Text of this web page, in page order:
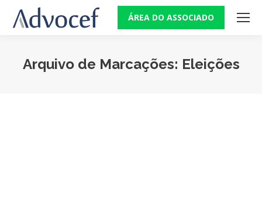
ÁREA DO ASSOCIADO
Arquivo de Marcações: Eleições